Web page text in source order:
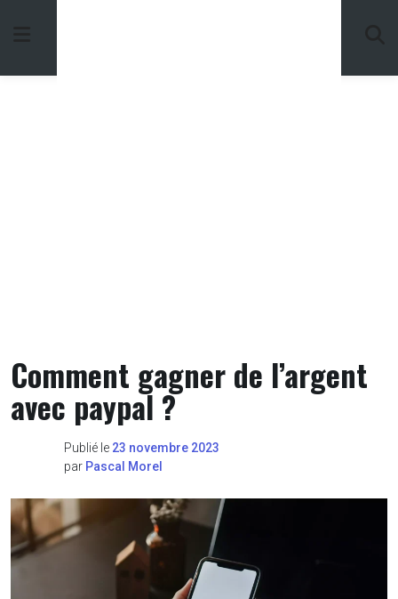
Comment gagner de l’argent
avec paypal ?
Publié le 23 novembre 2023
par Pascal Morel